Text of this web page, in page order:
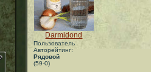
Darmidond
Пользователь
Авторейтинг:
Рядовой
(59-0)